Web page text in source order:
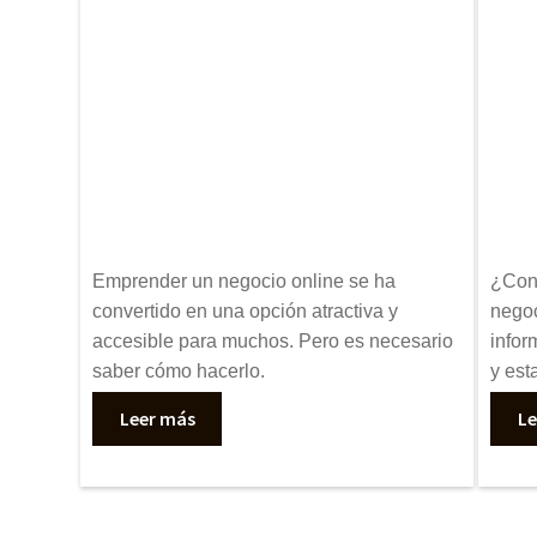
Emprender un negocio online se ha
convertido en una opción atractiva y
accesible para muchos. Pero es necesario
saber cómo hacerlo.
Leer más
y